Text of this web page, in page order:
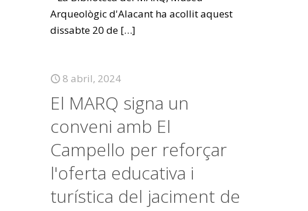
Arqueològic d'Alacant ha acollit aquest
dissabte 20 de […]
8 abril, 2024
El MARQ signa un
conveni amb El
Campello per reforçar
l'oferta educativa i
turística del jaciment de